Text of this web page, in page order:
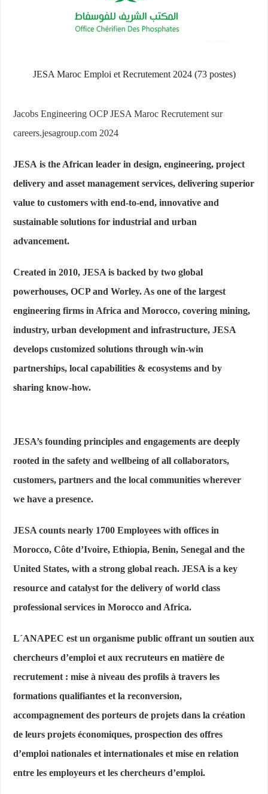
JESA Maroc Emploi et Recrutement 2024 (73 postes)
Jacobs Engineering OCP JESA Maroc Recrutement sur
careers.jesagroup.com 2024
JESAis the African leader in design, engineering, project
delivery and asset management services, delivering superior
value to customers with end-to-end, innovative and
sustainable solutions for industrial and urban
advancement.
Created in 2010, JESA is backed by two global
powerhouses, OCP and Worley. As one of the largest
engineering firms in Africa and Morocco, covering mining,
industry, urban development and infrastructure, JESA
develops customized solutions through win-win
partnerships, local capabilities & ecosystems and by
sharing know-how.
JESA’s founding principles and engagements are deeply
rooted in the safety and wellbeing of all collaborators,
customers, partners and the local communities wherever
we have a presence.
JESA counts nearly 1700 Employees with offices in
Morocco, Côte d’Ivoire, Ethiopia, Benin, Senegal and the
United States, with a strong global reach. JESA is a key
resource and catalyst for the delivery of world class
professional services in Morocco and Africa.
L´ANAPECest un organisme public offrant un soutien aux
chercheurs d’emploi et aux recruteurs en matière de
recrutement : mise à niveau des profils à travers les
formations qualifiantes et la reconversion,
accompagnement des porteurs de projets dans la création
de leurs projets économiques, prospection des offres
d’emploi nationales et internationales et mise en relation
entre les employeurs et les chercheurs d’emploi.